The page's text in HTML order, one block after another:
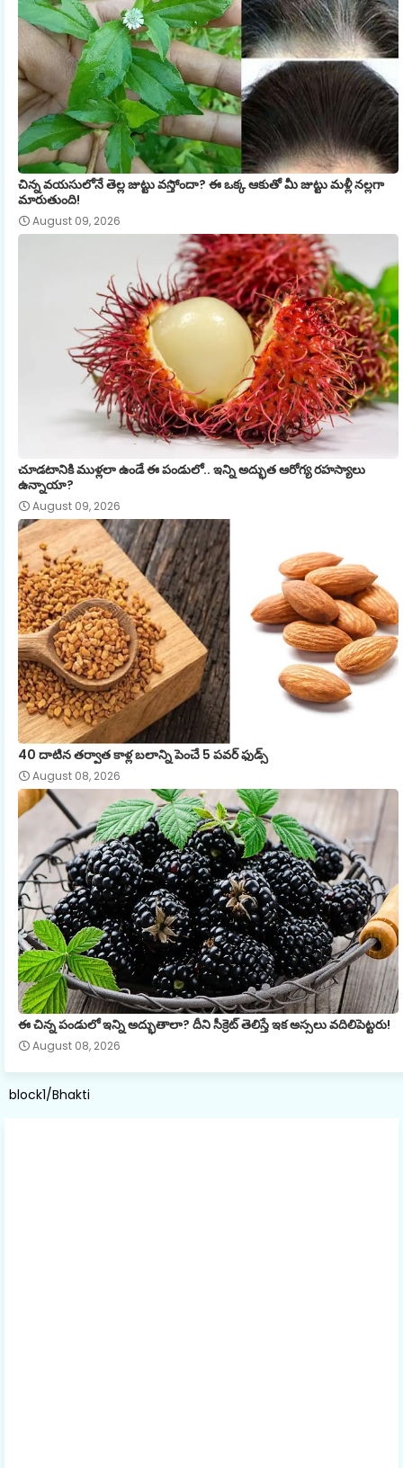
చిన్న వయసులోనే తెల్ల జుట్టు వస్తోందా? ఈ ఒక్క ఆకుతో మీ జుట్టు మళ్లీ నల్లగా
మారుతుంది!
August 09, 2026
చూడటానికి ముళ్లలా ఉండే ఈ పండులో.. ఇన్ని అద్భుత ఆరోగ్య రహస్యాలు
ఉన్నాయా?
August 09, 2026
40 దాటిన తర్వాత కాళ్ల బలాన్ని పెంచే 5 పవర్ ఫుడ్స్
August 08, 2026
ఈ చిన్న పండులో ఇన్ని అద్భుతాలా? దీని సీక్రెట్ తెలిస్తే ఇక అస్సలు వదిలిపెట్టరు!
August 08, 2026
block1/Bhakti